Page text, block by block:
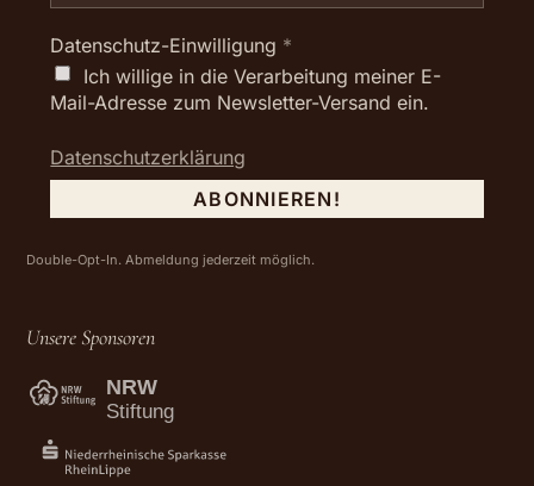
Datenschutz-Einwilligung *
Ich willige in die Verarbeitung meiner E-
Mail-Adresse zum Newsletter-Versand ein.
Datenschutzerklärung
Double-Opt-In. Abmeldung jederzeit möglich.
Unsere Sponsoren